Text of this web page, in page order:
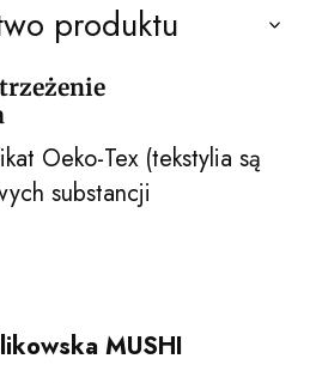
produktu
Oeko-Tex (tekstylia są
substancji
MUSHI